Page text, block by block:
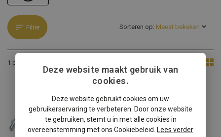
Filter
1 product
Sorteren op:
Volkswagen UP schroefset
Volkswagen UP verlagen? K...
€314,95
Deze website maakt gebruik van
cookies.
Deze website gebruikt cookies om uw
gebruikerservaring te verbeteren. Door onze website
te gebruiken, stemt u in met alle cookies in
overeenstemming met ons Cookiebeleid.
Lees verder